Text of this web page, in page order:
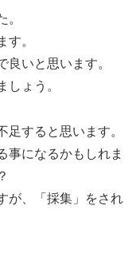
。
す。
良いと思います。
しょう。
すると思います。
事になるかもしれま
が、「採集」をされ